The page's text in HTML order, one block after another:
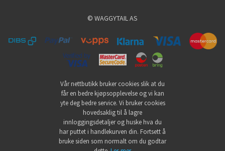
© WAGGYTAIL AS
Vår nettbutikk bruker cookies slik at du
får en bedre kjøpsopplevelse og vi kan
yte deg bedre service. Vi bruker cookies
hovedsaklig til å lagre
innloggingsdetaljer og huske hva du
har puttet i handlekurven din. Fortsett å
bruke siden som normalt om du godtar